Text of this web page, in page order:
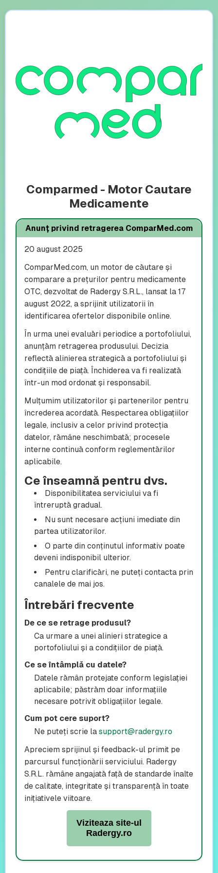
Comparmed - Motor Cautare
Medicamente
Anunț privind retragerea ComparMed.com
20 august 2025
ComparMed.com, un motor de căutare și
comparare a prețurilor pentru medicamente
OTC, dezvoltat de Radergy S.R.L., lansat la 17
august 2022, a sprijinit utilizatorii în
identificarea ofertelor disponibile online.
În urma unei evaluări periodice a portofoliului,
anunțăm retragerea produsului. Decizia
reflectă alinierea strategică a portofoliului și
condițiile de piață. Închiderea va fi realizată
într-un mod ordonat și responsabil.
Mulțumim utilizatorilor și partenerilor pentru
încrederea acordată. Respectarea obligațiilor
legale, inclusiv a celor privind protecția
datelor, rămâne neschimbată; procesele
interne continuă conform reglementărilor
aplicabile.
Ce înseamnă pentru dvs.
Disponibilitatea serviciului va fi
întreruptă gradual.
Nu sunt necesare acțiuni imediate din
partea utilizatorilor.
O parte din conținutul informativ poate
deveni indisponibil ulterior.
Pentru clarificări, ne puteți contacta prin
canalele de mai jos.
Întrebări frecvente
De ce se retrage produsul?
Ca urmare a unei alinieri strategice a
portofoliului și a condițiilor de piață.
Ce se întâmplă cu datele?
Datele rămân protejate conform legislației
aplicabile; păstrăm doar informațiile
necesare potrivit obligațiilor legale.
Cum pot cere suport?
Ne puteți scrie la support@radergy.ro
Apreciem sprijinul și feedback-ul primit pe
parcursul funcționării serviciului. Radergy
S.R.L. rămâne angajată față de standarde înalte
de calitate, integritate și transparență în toate
inițiativele viitoare.
Viziteaza site-ul
Radergy.ro